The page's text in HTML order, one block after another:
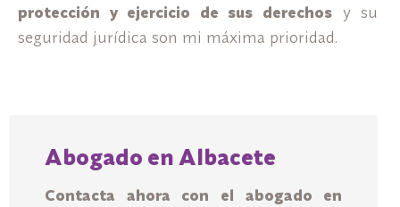
protección y ejercicio de sus derechos y su
seguridad jurídica son mi máxima prioridad.
Abogado en Albacete
Contacta ahora con el abogado en